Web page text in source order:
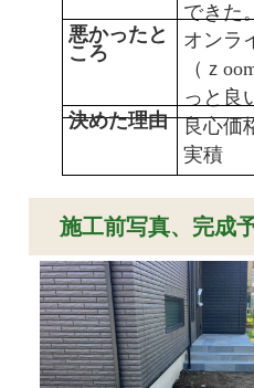
できた。
悪かったと
ころ
オンラ
（ｚ
っと良
決めた理由
良心
実積
施工前写真、完成